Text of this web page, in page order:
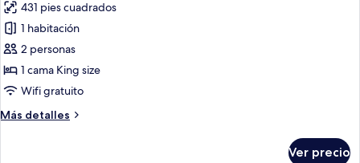
de
Superior
Room,
1
Bedroom
Double
431 pies cuadrados
1 habitación
2 personas
1 cama King size
Wifi gratuito
Más detalles
Más
Ver precio